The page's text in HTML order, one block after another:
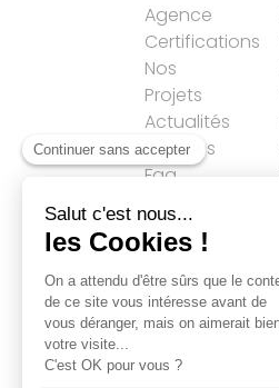
Agence
Certifications
Nos
Projets
Actualités
Services
Faq
Accueil→SEO